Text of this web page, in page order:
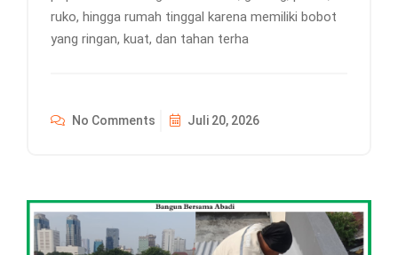
ruko, hingga rumah tinggal karena memiliki bobot
yang ringan, kuat, dan tahan terha
No Comments Juli 20, 2026